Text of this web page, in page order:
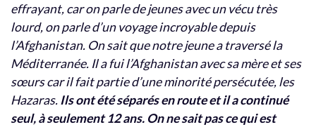
effrayant, car on parle de jeunes avec un vécu très
lourd, on parle d’un voyage incroyable depuis
l’Afghanistan. On sait que notre jeune a traversé la
Méditerranée. Il a fui l’Afghanistan avec sa mère et ses
sœurs car il fait partie d’une minorité persécutée, les
Hazaras.Ils ont été séparés en route et il a continué
seul, à seulement 12 ans. On ne sait pas ce qui est